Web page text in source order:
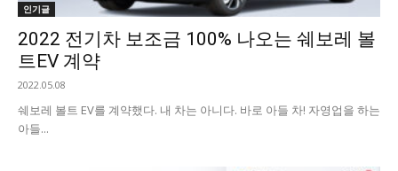
인기글
2022 전기차 보조금 100% 나오는 쉐보레 볼
트EV 계약
2022.05.08
쉐보레 볼트 EV를 계약했다. 내 차는 아니다. 바로 아들 차! 자영업을 하는
아들...